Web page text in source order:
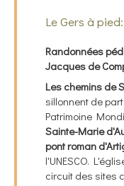
Le Gers à pied:
Randonnées
Jacques de
Les chemins de
sillonnent de
Patrimoine
Sainte-Marie
pont roman
l'UNESCO.
circuit des sites